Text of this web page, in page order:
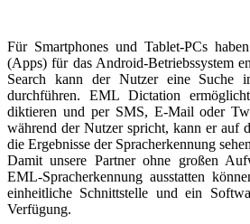
Für Smartphones und Tablet-PCs
(Apps) für das Android-Betriebssystem
Search kann der Nutzer eine Suche
durchführen. EML Dictation
diktieren und per SMS, E-Mail oder
während der Nutzer spricht, kann er auf
die Ergebnisse der Spracherkennung
Damit unsere Partner ohne großen
EML-Spracherkennung ausstatten
einheitliche Schnittstelle und ein
Verfügung.